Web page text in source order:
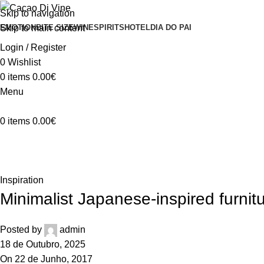
Skip to navigation
Skip to main content
EMOTIONBITE SIZEWINESPIRITS HOTELDIA DO PAI
Login / Register
0 Wishlist
0 items 0.00€
Menu
0 items 0.00€
Inspiration
Minimalist Japanese-inspired
Posted by
admin
18 de Outubro, 2025
On 22 de Junho, 2017